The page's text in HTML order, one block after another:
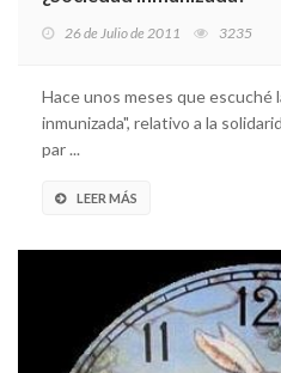
26 de Julio de 2011 3235
Hace unos meses que escuché
inmunizada", relativo a la
par ...
LEER MÁS